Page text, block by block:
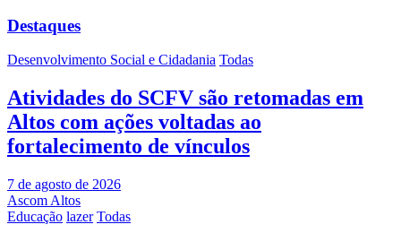
Destaques
Desenvolvimento Social e Cidadania Todas
Atividades do SCFV são retomadas em
Altos com ações voltadas ao
fortalecimento de vínculos
7 de agosto de 2026
Ascom Altos
Educação lazer Todas